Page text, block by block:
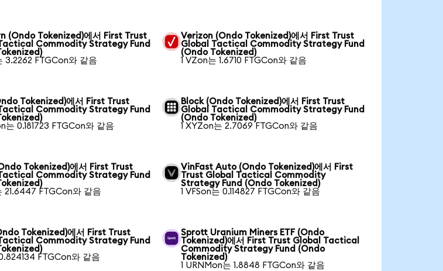
(Ondo Tokenized)에서 First Trust
Commodity Strategy Fund
3.2262 FTGCon와 같음
Verizon (Ondo Tokenized)에서 First Trust
Global Tactical Commodity Strategy Fund
(Ondo Tokenized)
1 VZon는 1.6710 FTGCon와 같음
Tokenized)에서 First Trust
Commodity Strategy Fund
는 0.181723 FTGCon와 같음
Block (Ondo Tokenized)에서 First Trust
Global Tactical Commodity Strategy Fund
(Ondo Tokenized)
1 XYZon는 2.7069 FTGCon와 같음
Tokenized)에서 First Trust
Commodity Strategy Fund
21.6447 FTGCon와 같음
VinFast Auto (Ondo Tokenized)에서 First
Trust Global Tactical Commodity
Strategy Fund (Ondo Tokenized)
1 VFSon는 0.114827 FTGCon와 같음
Tokenized)에서 First Trust
Commodity Strategy Fund
FTGCon와 같음
Sprott Uranium Miners ETF (Ondo
Tokenized)에서 First Trust Global Tactical
Commodity Strategy Fund (Ondo
Tokenized)
1 URNMon는 1.8848 FTGCon와 같음